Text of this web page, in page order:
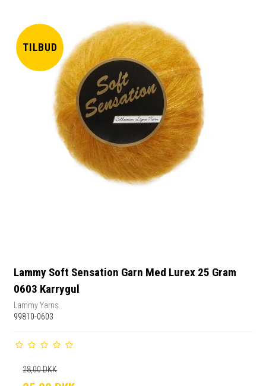
TILBUD
Lammy Soft Sensation Garn Med Lurex 25 Gram
0603 Karrygul
Lammy Yarns
99810-0603
28,00 DKK